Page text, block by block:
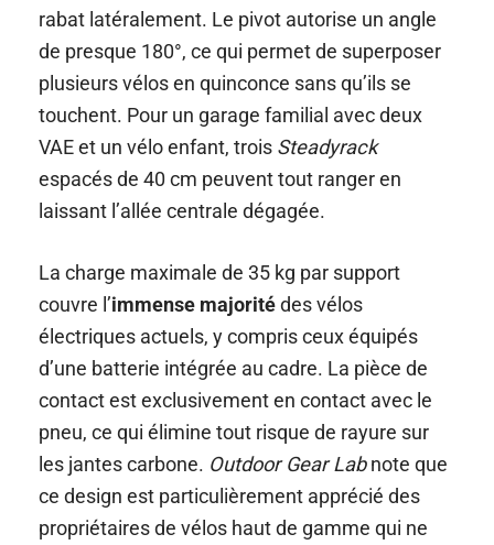
rabat latéralement. Le pivot autorise un angle
de presque 180°, ce qui permet de superposer
plusieurs vélos en quinconce sans qu’ils se
touchent. Pour un garage familial avec deux
VAE et un vélo enfant, trois Steadyrack
espacés de 40 cm peuvent tout ranger en
laissant l’allée centrale dégagée.
La charge maximale de 35 kg par support
couvre l’immense majoritédes vélos
électriques actuels, y compris ceux équipés
d’une batterie intégrée au cadre. La pièce de
contact est exclusivement en contact avec le
pneu, ce qui élimine tout risque de rayure sur
les jantes carbone. Outdoor Gear Labnote que
ce design est particulièrement apprécié des
propriétaires de vélos haut de gamme qui ne